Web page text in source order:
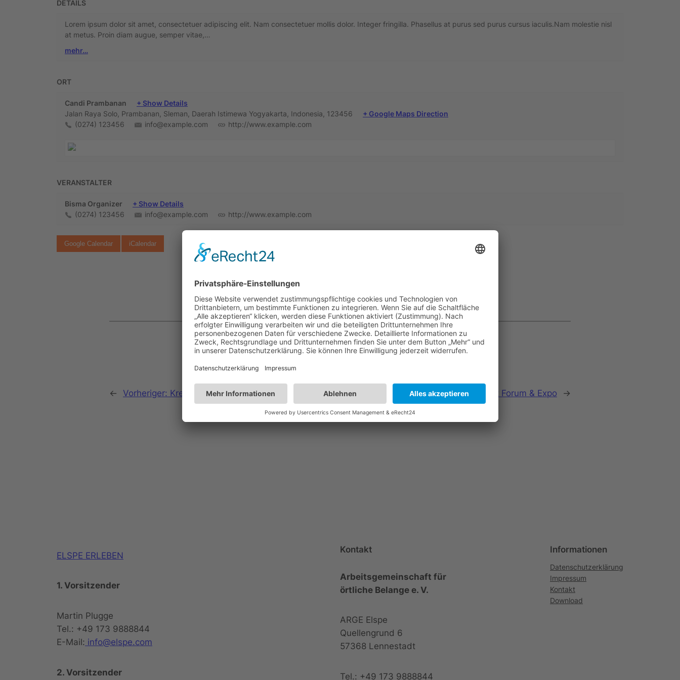
DETAILS
Lorem ipsum dolor sit amet, consectetuer adipiscing elit. Nam consectetuer mollis dolor. Integer fringilla. Phasellus at purus sed purus cursus iaculis.Nam molestie nisl
at metus. Proin diam augue, semper vitae,…
mehr…
ORT
Candi Prambanan
+ Show Details
Jalan Raya Solo, Prambanan, Sleman, Daerah Istimewa Yogyakarta, Indonesia, 123456
+ Google Maps Direction
(0274) 123456
info@example.com http://www.example.com
VERANSTALTER
Bisma Organizer
+ Show Details
(0274) 123456
info@example.com http://www.example.com
Google Calendar iCalendar
← Vorheriger: Kreisschützenfest in Elspe Indonesia Procurement Forum & Expo →
ELSPE ERLEBEN
1. Vorsitzender
Martin Plugge
Tel.: +49 173 9888844
E-Mail: info@elspe.com
2. Vorsitzender
Kontakt
Arbeitsgemeinschaft für
örtliche Belange e. V.
ARGE Elspe
Quellengrund 6
57368 Lennestadt
Tel.: +49 173 9888844
Informationen
Datenschutzerklärung
Impressum
Kontakt
Download